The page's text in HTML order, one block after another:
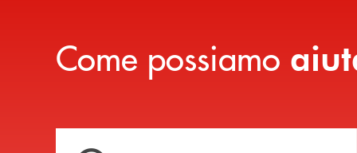
Come possiamo